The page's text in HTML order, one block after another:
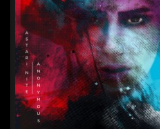
► Geisterfahrt
Oberer Totpunkt
► Gevatter Tod
Oberer Totpunkt
►
►
►